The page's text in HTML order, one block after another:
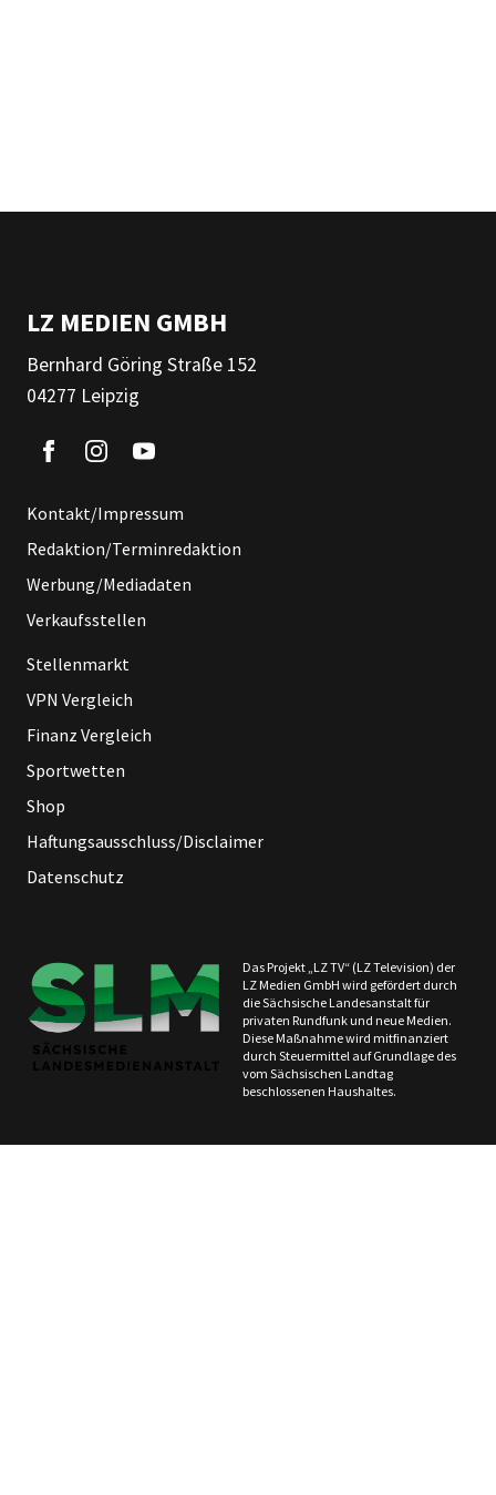
LZ MEDIEN GMBH
Bernhard Göring Straße 152
04277 Leipzig
Kontakt/Impressum
Redaktion/Terminredaktion
Werbung/Mediadaten
Verkaufsstellen
Stellenmarkt
VPN Vergleich
Finanz Vergleich
Sportwetten
Shop
Haftungsausschluss/Disclaimer
Datenschutz
Das Projekt „LZ TV“ (LZ Television) der
LZ Medien GmbH wird gefördert durch
die Sächsische Landesanstalt für
privaten Rundfunk und neue Medien.
Diese Maßnahme wird mitfinanziert
durch Steuermittel auf Grundlage des
vom Sächsischen Landtag
beschlossenen Haushaltes.